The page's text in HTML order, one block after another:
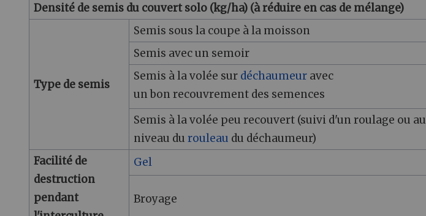
Densité de semis du couvert solo (kg/ha) (à réduire en cas de mélange)
Type de semis
Semis sous la coupe à la moisson
Semis avec un semoir
Semis à la volée sur déchaumeuravec
un bon recouvrement des semences
Semis à la volée peu recouvert (suivi d'un roulage ou au
niveau du rouleau du déchaumeur)
Facilité de
destruction
pendant
Gel
Broyage